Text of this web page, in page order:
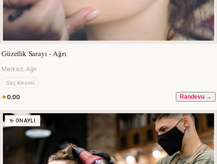
Güzellik Sarayı - Ağrı
Merkez, Ağrı
Saç Kesimi
0.00 Randevu →
✨ ONAYLI